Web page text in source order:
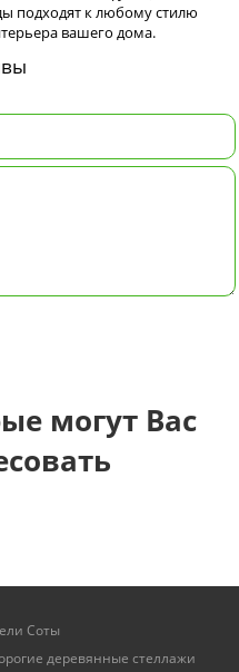
подходят к любому стилю
вашего дома.
могут Вас
Соты
деревянные стеллажи